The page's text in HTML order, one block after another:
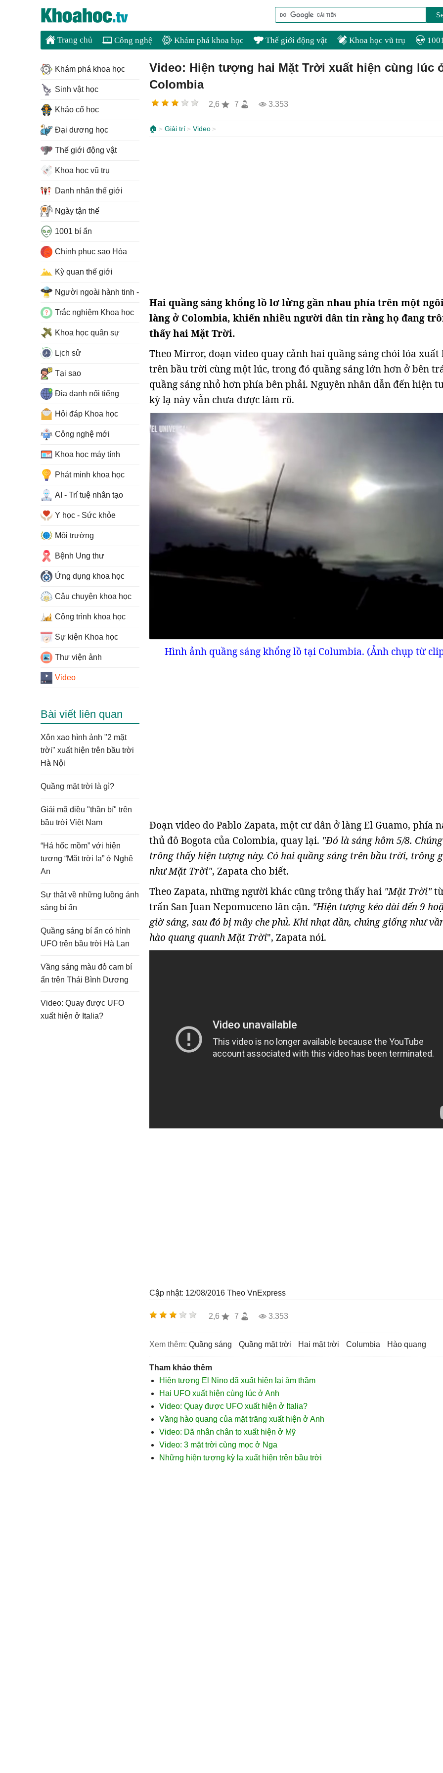
Trang chủ Công nghệ Khám phá khoa học Thế giới động vật Khoa học vũ trụ
Video: Hiện tượng hai Mặt Trời xuất hiện cùng lúc
Colombia
2,6 7 3.353
🏠 Giải trí Video
Hai quầng sáng khổng lồ lơ lửng gần nhau phía trên một
làng ở Colombia, khiến nhiều người dân tin rằng họ đang
thấy hai Mặt Trời.
Theo Mirror, đoạn video quay cảnh hai quầng sáng chói lóa xuất
trên bầu trời cùng một lúc, trong đó quầng sáng lớn hơn ở bên
quầng sáng nhỏ hơn phía bên phải. Nguyên nhân dẫn đến hiện
kỳ lạ này vẫn chưa được làm rõ.
Hình ảnh quầng sáng khổng lồ tại Columbia. (Ảnh chụp từ
Đoạn video do Pablo Zapata, một cư dân ở làng El Guamo, phía
thủ đô Bogota của Colombia, quay lại. "Đó là sáng hôm 5/8.
trông thấy hiện tượng này. Có hai quầng sáng trên bầu trời, trông
như Mặt Trời", Zapata cho biết.
Theo Zapata, những người khác cũng trông thấy hai "Mặt Trời"
trấn San Juan Nepomuceno lân cận. "Hiện tượng kéo dài đến 9
giờ sáng, sau đó bị mây che phủ. Khi nhạt dần, chúng giống như
hào quang quanh Mặt Trời", Zapata nói.
Cập nhật: 12/08/2016 Theo VnExpress
2,6 7 3.353
Xem thêm: quầng sáng quầng mặt trời hai mặt trời columbia hào quang
Tham khảo thêm
Hiện tượng El Nino đã xuất hiện lại âm thầm
Hai UFO xuất hiện cùng lúc ở Anh
Video: Quay được UFO xuất hiện ở Italia?
Vầng hào quang của mặt trăng xuất hiện ở Anh
Video: Dã nhân chân to xuất hiện ở Mỹ
Video: 3 mặt trời cùng mọc ở Nga
Những hiện tượng kỳ lạ xuất hiện trên bầu trời
Khám phá khoa học
Sinh vật học
Khảo cổ học
Đại dương học
Thế giới động vật
Khoa học vũ trụ
Danh nhân thế giới
Ngày tận thế
1001 bí ẩn
Chinh phục sao Hỏa
Kỳ quan thế giới
Người ngoài hành tinh - UFO
Trắc nghiệm Khoa học
Khoa học quân sự
Lịch sử
Tại sao
Địa danh nổi tiếng
Hỏi đáp Khoa học
Công nghệ mới
Khoa học máy tính
Phát minh khoa học
AI - Trí tuệ nhân tạo
Y học - Sức khỏe
Môi trường
Bệnh Ung thư
Ứng dụng khoa học
Câu chuyện khoa học
Công trình khoa học
Sự kiện Khoa học
Thư viện ảnh
Video
Bài viết liên quan
Xôn xao hình ảnh "2 mặt
trời" xuất hiện trên bầu trời
Hà Nội
Quầng mặt trời là gì?
Giải mã điều "thần bí" trên
bầu trời Việt Nam
“Há hốc mồm” với hiện
tượng “Mặt trời lạ” ở Nghệ
An
Sự thật về những luồng ánh
sáng bí ẩn
Quầng sáng bí ẩn có hình
UFO trên bầu trời Hà Lan
Vầng sáng màu đỏ cam bí
ẩn trên Thái Bình Dương
Video: Quay được UFO
xuất hiện ở Italia?